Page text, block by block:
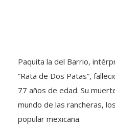
Paquita la del Barrio,
“Rata de Dos Patas”,
77 años de edad. Su
mundo de las rancheras,
popular mexicana.